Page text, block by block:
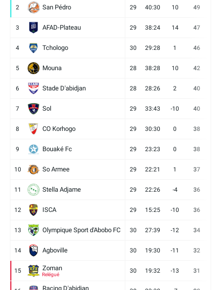
2 San Pédro 29 40:30 10 49
3 AFAD-Plateau 29 38:24 14 47
4 Tchologo 30 29:28 1 46
5 Mouna 28 38:28 10 42
6 Stade D'abidjan 28 28:26 2 40
7 Sol 29 33:43 -10 40
8 CO Korhogo 29 30:30 0 38
9 Bouaké Fc 29 23:23 0 38
10 So Armee 29 22:21 1 37
11 Stella Adjame 29 22:26 -4 36
12 ISCA 29 15:25 -10 36
13 Olympique Sport d'Abobo FC 30 27:39 -12 34
14 Agboville 30 19:30 -11 32
15 Zoman
Relégué
30 19:32 -13 31
Racing D'abidjan